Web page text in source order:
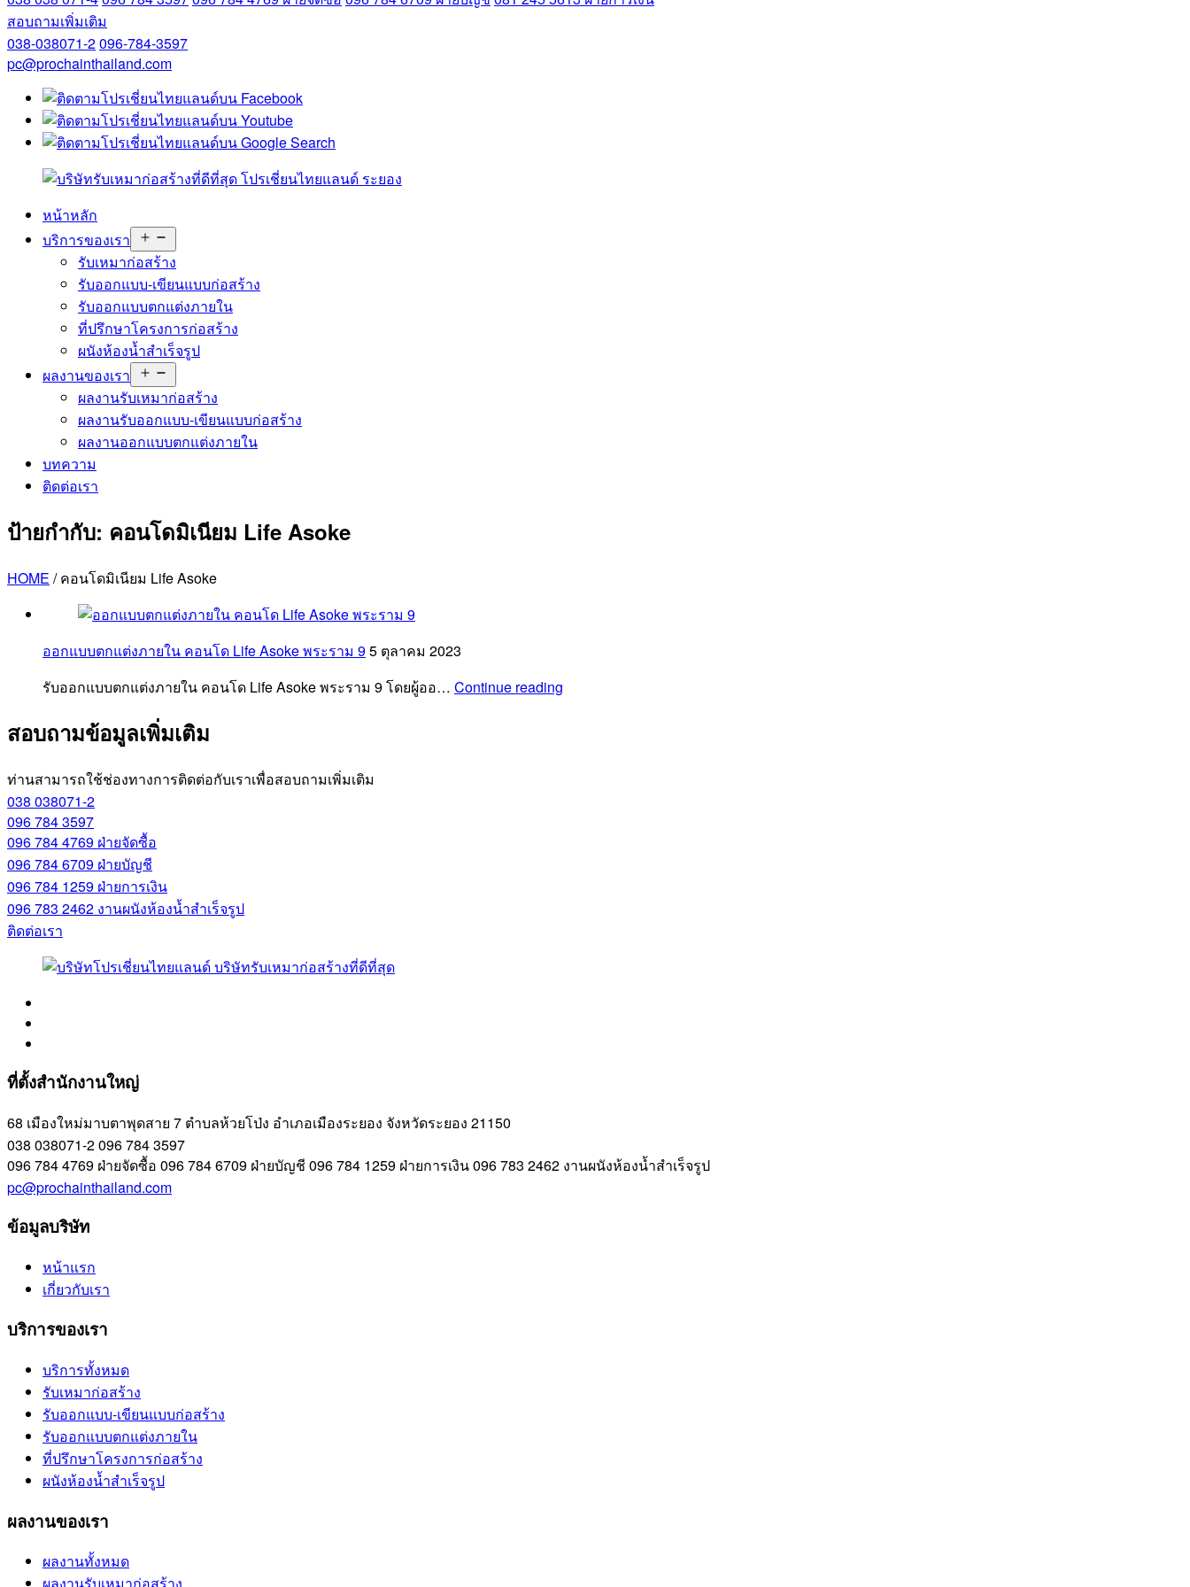
สอบถามเพิ่มเติม
038-038071-2096-784-3597
pc@prochainthailand.com
หน้าหลัก
บริการของเรา
menu
รับเหมาก่อสร้าง
รับออกแบบ-เขียนแบบก่อสร้าง
รับออกแบบตกแต่งภายใน
ที่ปรึกษาโครงการก่อสร้าง
ผนังห้องน้ำสำเร็จรูป
ผลงานของเรา
menu
ผลงานรับเหมาก่อสร้าง
ผลงานรับออกแบบ-เขียนแบบก่อสร้าง
ผลงานออกแบบตกแต่งภายใน
บทความ
ติดต่อเรา
ป้ายกำกับ: คอนโดมิเนียม Life Asoke
HOME /คอนโดมิเนียม Life Asoke
ออกแบบตกแต่งภายใน คอนโด Life Asoke พระราม 95 ตุลาคม 2023
รับออกแบบตกแต่งภายใน คอนโด Life Asoke พระราม 9 โดยผู้ออ… Continue reading
สอบถามข้อมูลเพิ่มเติม
ท่านสามารถใช้ช่องทางการติดต่อกับเราเพื่อสอบถามเพิ่มเติม
038 038071-2
096 784 3597
096 784 4769 ฝ่ายจัดซื้อ
096 784 6709 ฝ่ายบัญชี
096 784 1259 ฝ่ายการเงิน
096 783 2462 งานผนังห้องน้ำสำเร็จรูป
ติดต่อเรา
ที่ตั้งสำนักงานใหญ่
68 เมืองใหม่มาบตาพุดสาย 7 ตำบลห้วยโป่ง อำเภอเมืองระยอง จังหวัดระยอง 21150
038 038071-2096 784 3597
096 784 4769 ฝ่ายจัดซื้อ 096 784 6709 ฝ่ายบัญชี 096 784 1259 ฝ่ายการเงิน096 783 2462 งานผนังห้องน้ำสำเร็จรูป
pc@prochainthailand.com
ข้อมูลบริษัท
หน้าแรก
เกี่ยวกับเรา
บริการของเรา
บริการทั้งหมด
รับเหมาก่อสร้าง
รับออกแบบ-เขียนแบบก่อสร้าง
รับออกแบบตกแต่งภายใน
ที่ปรึกษาโครงการก่อสร้าง
ผนังห้องน้ำสำเร็จรูป
ผลงานของเรา
ผลงานทั้งหมด